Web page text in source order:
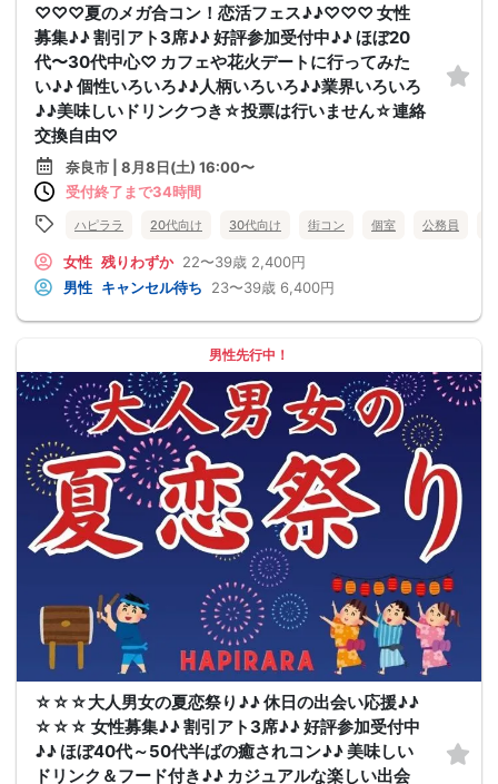
♡♡♡夏のメガ合コン！恋活フェス♪♪♡♡♡ 女性
募集♪♪ 割引アト3席♪♪ 好評参加受付中♪♪ ほぼ20
代〜30代中心♡ カフェや花火デートに行ってみた
い♪♪ 個性いろいろ♪♪人柄いろいろ♪♪業界いろいろ
♪♪美味しいドリンクつき☆投票は行いません☆連絡
交換自由♡
奈良市 | 8月8日(土) 16:00〜
受付終了まで34時間
ハピララ 20代向け 30代向け 街コン 個室 公務員
女性 残りわずか 22〜39歳 2,400円
男性 キャンセル待ち 23〜39歳 6,400円
男性先行中！
☆☆☆大人男女の夏恋祭り♪♪ 休日の出会い応援♪♪
☆☆☆ 女性募集♪♪ 割引アト3席♪♪ 好評参加受付中
♪♪ ほぼ40代～50代半ばの癒されコン♪♪ 美味しい
ドリンク＆フード付き♪♪ カジュアルな楽しい出会